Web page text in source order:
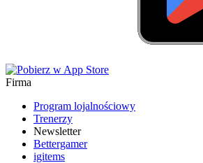
Firma
Program lojalnościowy
Trenerzy
Newsletter
Bettergamer
igitems